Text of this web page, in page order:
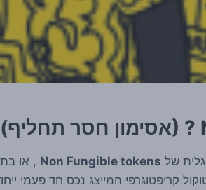
של Non Fungible tokens , או
קריפטוגרפי המייצג נכס חד פעמי